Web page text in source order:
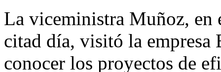
La viceministra Muñoz, en
citad día, visitó la empresa
conocer los proyectos de